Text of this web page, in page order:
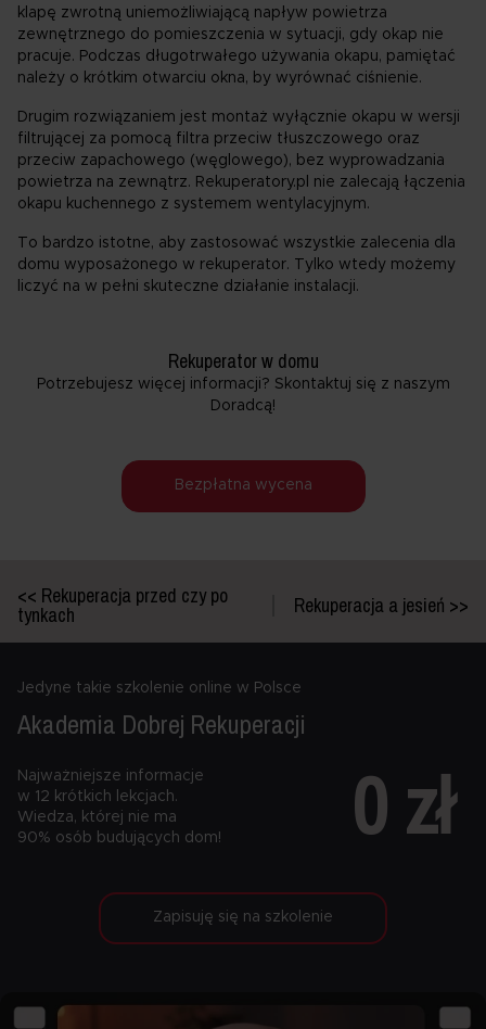
klapę zwrotną uniemożliwiającą napływ powietrza
zewnętrznego do pomieszczenia w sytuacji, gdy okap nie
pracuje. Podczas długotrwałego używania okapu, pamiętać
należy o krótkim otwarciu okna, by wyrównać ciśnienie.
Drugim rozwiązaniem jest montaż wyłącznie okapu w wersji
filtrującej za pomocą filtra przeciw tłuszczowego oraz
przeciw zapachowego (węglowego), bez wyprowadzania
powietrza na zewnątrz. Rekuperatory.pl nie zalecają łączenia
okapu kuchennego z systemem wentylacyjnym.
To bardzo istotne, aby zastosować wszystkie zalecenia dla
domu wyposażonego w rekuperator. Tylko wtedy możemy
liczyć na w pełni skuteczne działanie instalacji.
Rekuperator w domu
Potrzebujesz więcej informacji? Skontaktuj się z naszym
Doradcą!
Bezpłatna wycena
<< Rekuperacja przed czy po
tynkach Rekuperacja a jesień >>
Jedyne takie szkolenie online w Polsce
Akademia Dobrej Rekuperacji
Najważniejsze informacje
w 12 krótkich lekcjach.
Wiedza, której nie ma
90% osób budujących dom!
0 zł
Zapisuję się na szkolenie